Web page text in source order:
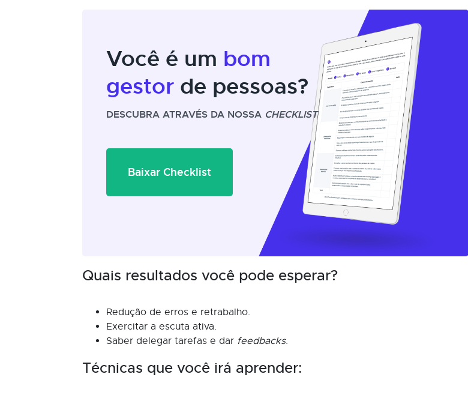
Você é um bom
gestor de pessoas?
DESCUBRA ATRAVÉS DA NOSSA CHECKLIST
Baixar Checklist
Quais resultados você pode esperar?
Redução de erros e retrabalho.
Exercitar a escuta ativa.
Saber delegar tarefas e dar feedbacks.
Técnicas que você irá aprender: